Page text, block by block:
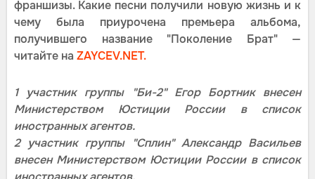
франшизы. Какие песни получили новую жизнь и к
чему была приурочена премьера альбома,
получившего название "Поколение Брат" —
читайте на ZAYCEV.NET.
1 участник группы "Би-2" Егор Бортник внесен
Министерством Юстиции России в список
иностранных агентов.
2 участник группы "Сплин" Александр Васильев
внесен Министерством Юстиции России в список